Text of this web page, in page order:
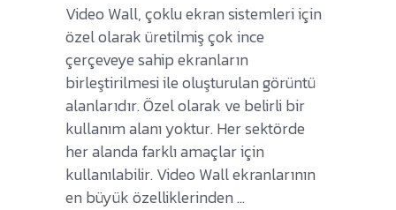
Video Wall, çoklu ekran sistemleri için
özel olarak üretilmiş çok ince
çerçeveye sahip ekranların
birleştirilmesi ile oluşturulan görüntü
alanlarıdır. Özel olarak ve belirli bir
kullanım alanı yoktur. Her sektörde
her alanda farklı amaçlar için
kullanılabilir. Video Wall ekranlarının
en büyük özelliklerinden